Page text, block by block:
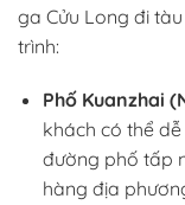
ga Cửu Long đi
trình:
Phố Kuanzhai
khách có thể
đường phố tấp
hàng địa